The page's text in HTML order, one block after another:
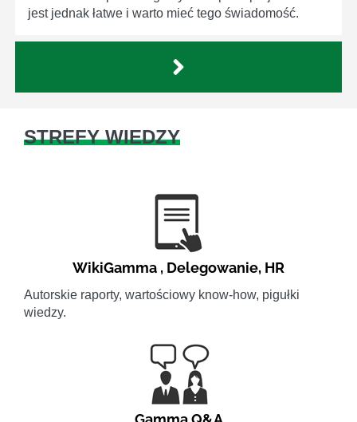
jest jednak łatwe i warto mieć tego świadomość.
STREFY WIEDZY
WikiGamma , Delegowanie, HR
Autorskie raporty, wartościowy know-how, pigułki
wiedzy.